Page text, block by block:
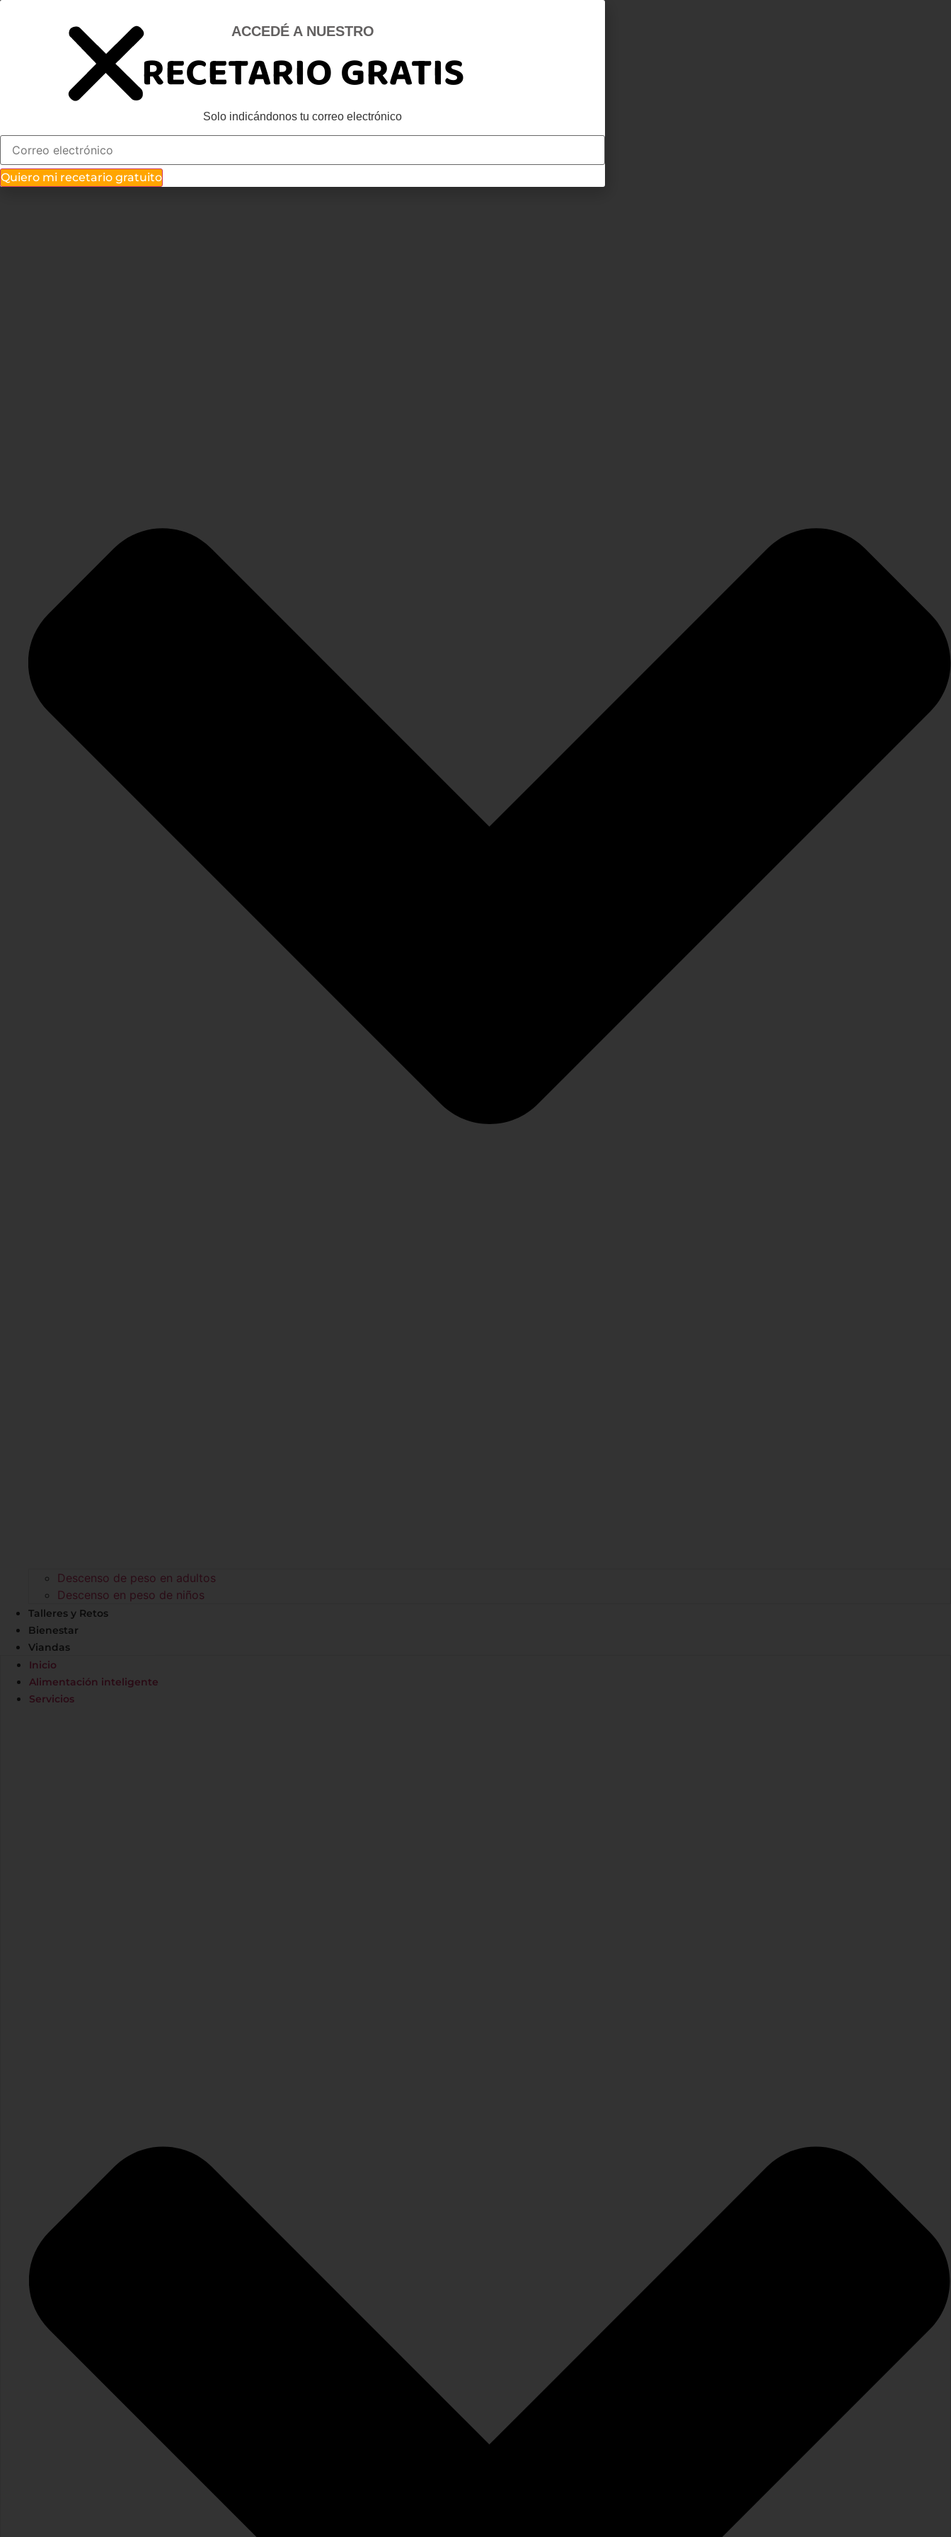
Alimentación inteligente
Descenso de peso en adultos
Descenso en peso de niños
Talleres y Retos
Bienestar
Viandas
Inicio
Alimentación inteligente
Servicios
ACCEDÉ A NUESTRO
RECETARIO GRATIS
Solo indicándonos tu correo electrónico
Quiero mi recetario gratuito